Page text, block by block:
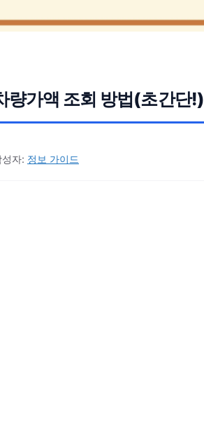
량가액 조회 방법(초간단!)
성자: 정보 가이드